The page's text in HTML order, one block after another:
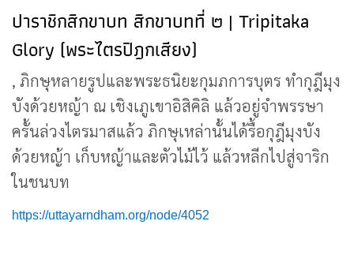
ปาราชิกสิกขาบท สิกขาบทที่ ๒ | Tripitaka
Glory (พระไตรปิฎกเสียง)
, ภิกษุหลายรูปและพระธนิยะกุมภการบุตร ทำกุฎีมุง
บังด้วยหญ้า ณ เชิงเภูเขาอิสิคิลิ แล้วอยู่จำพรรษา
ครั้นล่วงไตรมาสแล้ว ภิกษุเหล่านั้นได้รื้อกุฎีมุงบัง
ด้วยหญ้า เก็บหญ้าและตัวไม้ไว้ แล้วหลีกไปสู่จาริก
ในชนบท
https://uttayarndham.org/node/4052